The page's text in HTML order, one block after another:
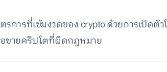
รการที่เข้มงวดของ crypto ด้วยการเปิด
ขายคริปโตที่ผิดกฎหมาย